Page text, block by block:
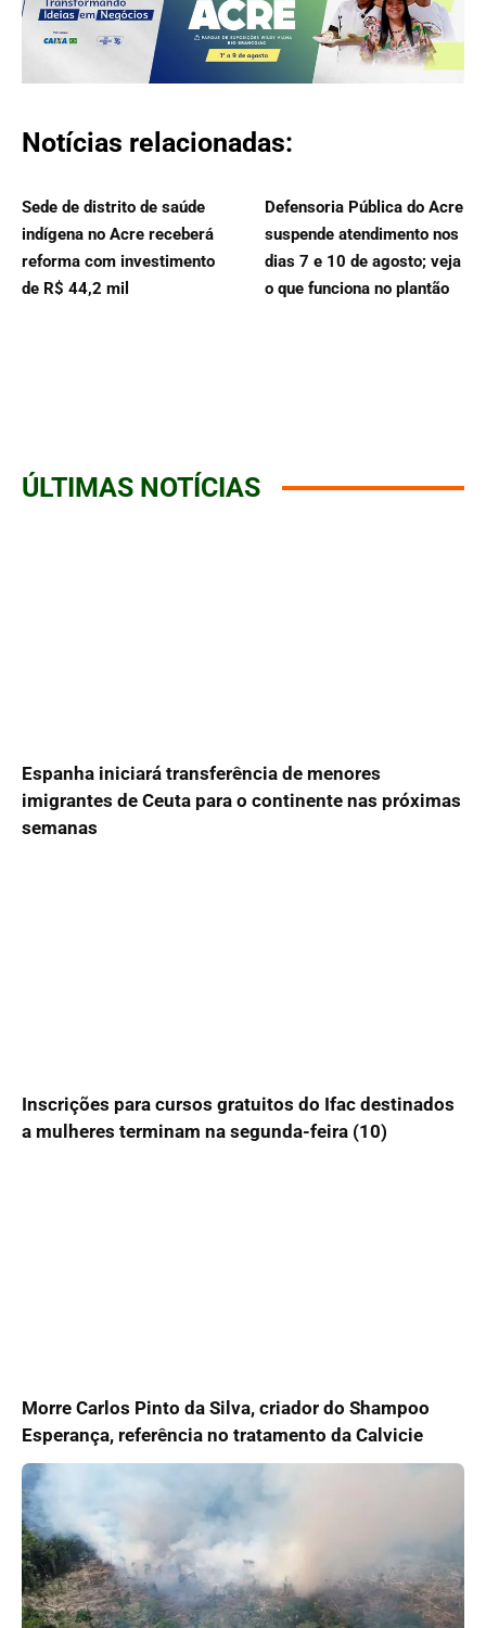
Notícias relacionadas:
Sede de distrito de saúde
indígena no Acre receberá
reforma com investimento
de R$ 44,2 mil
Defensoria Pública do Acre
suspende atendimento nos
dias 7 e 10 de agosto; veja
o que funciona no plantão
ÚLTIMAS NOTÍCIAS
Espanha iniciará transferência de menores
imigrantes de Ceuta para o continente nas próximas
semanas
Inscrições para cursos gratuitos do Ifac destinados
a mulheres terminam na segunda-feira (10)
Morre Carlos Pinto da Silva, criador do Shampoo
Esperança, referência no tratamento da Calvicie